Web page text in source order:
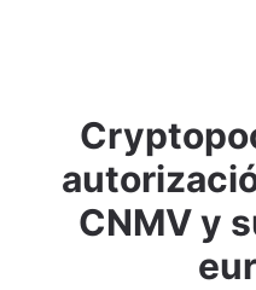
CNMV y